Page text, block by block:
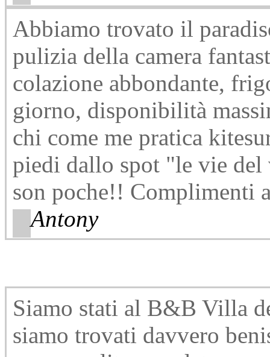
Abbiamo trovato il
pulizia della camera
colazione abbondante,
giorno, disponibilità
chi come me pratica
piedi dallo spot "le vie del
son poche!! Complimenti
Antony
Siamo stati al B&B Villa
siamo trovati davvero